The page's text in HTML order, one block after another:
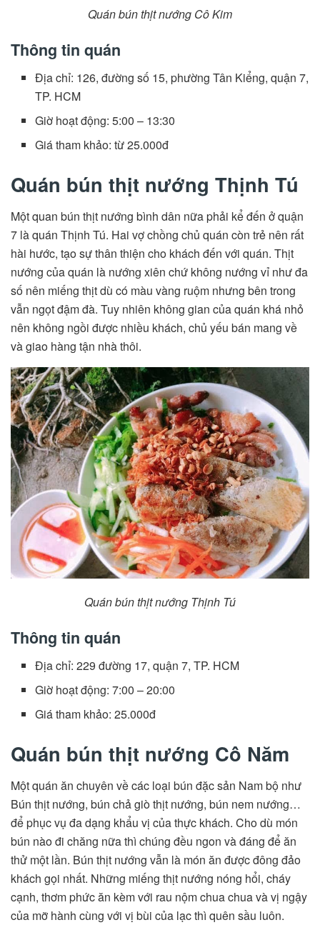
Quán bún thịt nướng Cô Kim
Thông tin quán
Địa chỉ: 126, đường số 15, phường Tân Kiểng, quận 7,
TP. HCM
Giờ hoạt động: 5:00 – 13:30
Giá tham khảo: từ 25.000đ
Quán bún thịt nướng Thịnh Tú
Một quan bún thịt nướng bình dân nữa phải kể đến ở quận
7 là quán Thịnh Tú. Hai vợ chồng chủ quán còn trẻ nên rất
hài hước, tạo sự thân thiện cho khách đến với quán. Thịt
nướng của quán là nướng xiên chứ không nướng vỉ như đa
số nên miếng thịt dù có màu vàng ruộm nhưng bên trong
vẫn ngọt đậm đà. Tuy nhiên không gian của quán khá nhỏ
nên không ngồi được nhiều khách, chủ yếu bán mang về
và giao hàng tận nhà thôi.
Quán bún thịt nướng Thịnh Tú
Thông tin quán
Địa chỉ: 229 đường 17, quận 7, TP. HCM
Giờ hoạt động: 7:00 – 20:00
Giá tham khảo: 25.000đ
Quán bún thịt nướng Cô Năm
Một quán ăn chuyên về các loại bún đặc sản Nam bộ như
Bún thịt nướng, bún chả giò thịt nướng, bún nem nướng…
để phục vụ đa dạng khẩu vị của thực khách. Cho dù món
bún nào đi chăng nữa thì chúng đều ngon và đáng để ăn
thử một lần. Bún thịt nướng vẫn là món ăn được đông đảo
khách gọi nhất. Những miếng thịt nướng nóng hổi, cháy
cạnh, thơm phức ăn kèm với rau nộm chua chua và vị ngậy
của mỡ hành cùng với vị bùi của lạc thì quên sầu luôn.